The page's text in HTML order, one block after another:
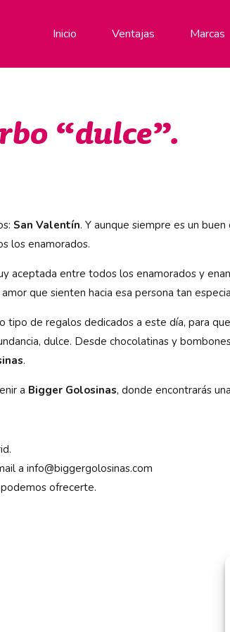
Inicio Ventajas Marcas
“dulce”.
San Valentín. Y aunque siempre es un
los enamorados.
aceptada entre todos los enamorados y
que sienten hacia esa persona tan
tipo de regalos dedicados a este día, para
dulce. Desde chocolatinas y
.
a Bigger Golosinas, donde encontrarás
a info@biggergolosinas.com
ofrecerte.